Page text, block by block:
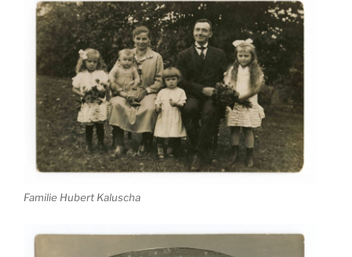
Familie Hubert Kaluscha